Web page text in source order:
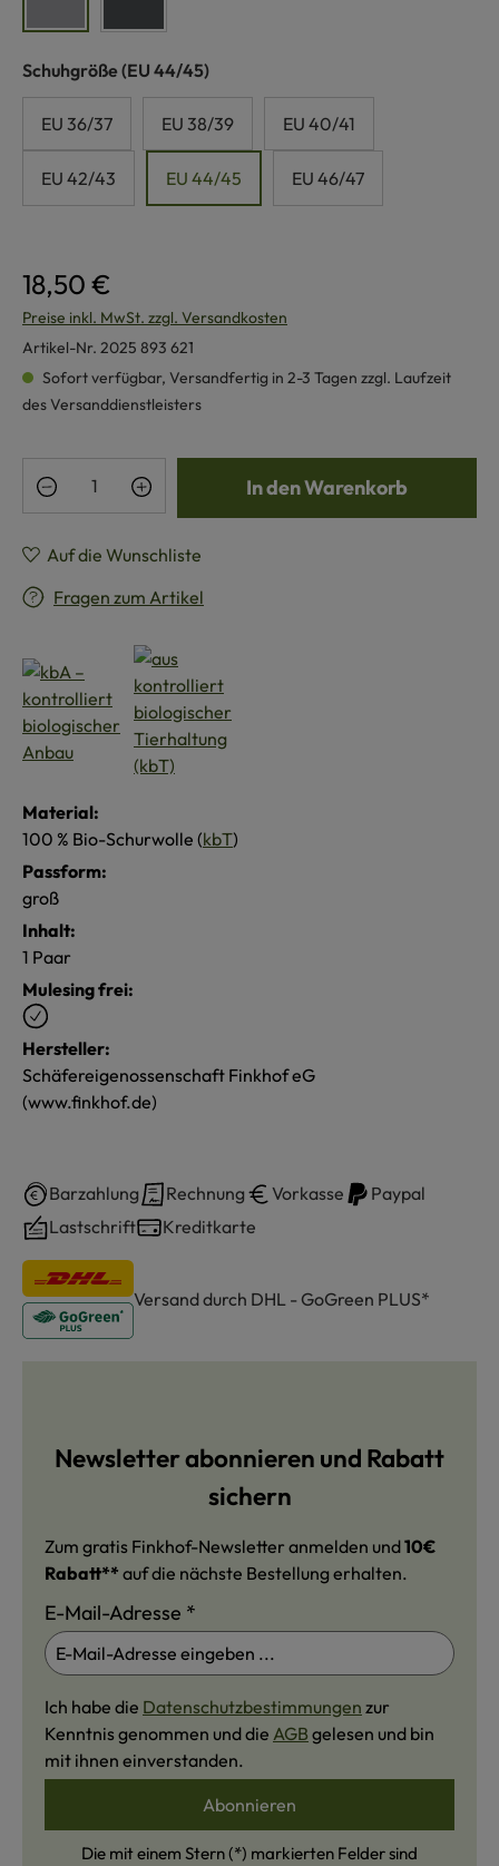
Schuhgröße auswählen
(EU 44/45)
EU 36/37 EU 38/39 EU 40/41
EU 42/43 EU 44/45 EU 46/47
18,50 €
Preise inkl. MwSt. zzgl. Versandkosten
Artikel-Nr. 2025 893 621
Sofort verfügbar, Versandfertig in 2-3 Tagen zzgl. Laufzeit
des Versanddienstleisters
Produkt Anzahl: Gib den gewünschten
In den Warenkorb
Auf die Wunschliste
Fragen zum Artikel
Material:
100 % Bio-Schurwolle (kbT)
Passform:
groß
Inhalt:
1 Paar
Mulesing frei:
Hersteller:
Schäfereigenossenschaft Finkhof eG
(www.finkhof.de)
Barzahlung Rechnung Vorkasse
Paypal
Lastschrift
Kreditkarte
Versand durch DHL - GoGreen PLUS*
Newsletter abonnieren und Rabatt
sichern
Zum gratis Finkhof-Newsletter anmelden und10€
Rabatt** auf die nächste Bestellung erhalten.
E-Mail-Adresse *
Ich habe die Datenschutzbestimmungen zur
Kenntnis genommen und die AGB gelesen und bin
mit ihnen einverstanden.
Abonnieren
Die mit einem Stern (*) markierten Felder sind